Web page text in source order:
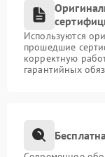
Используются
прошедшие
корректную
гарантийных